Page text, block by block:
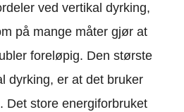
ved vertikal dyrking,
på mange måter gjør at
foreløpig. Den største
dyrking, er at det bruker
Det store energiforbruket